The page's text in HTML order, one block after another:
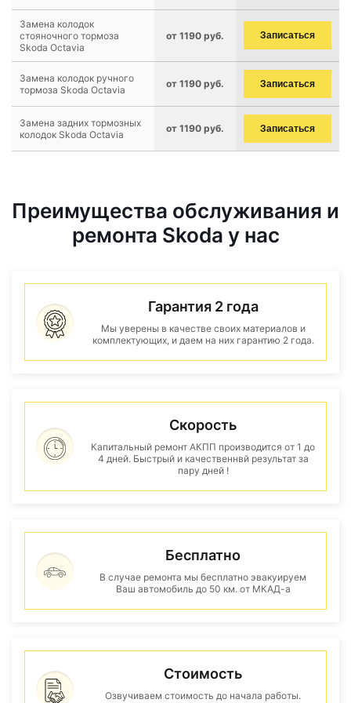
Замена колодок
стояночного тормоза
Skoda Octavia
от 1190 руб. Записаться
Замена колодок ручного
тормоза Skoda Octavia
от 1190 руб. Записаться
Замена задних тормозных
колодок Skoda Octavia
от 1190 руб. Записаться
Преимущества обслуживания и
ремонта Skoda у нас
Гарантия 2 года
Мы уверены в качестве своих материалов и
комплектующих, и даем на них гарантию 2 года.
Скорость
Капитальный ремонт АКПП производится от 1 до
4 дней. Быстрый и качественнвй результат за
пару дней !
Бесплатно
В случае ремонта мы бесплатно эвакуируем
Ваш автомобиль до 50 км. от МКАД-а
Стоимость
Озвучиваем стоимость до начала работы.